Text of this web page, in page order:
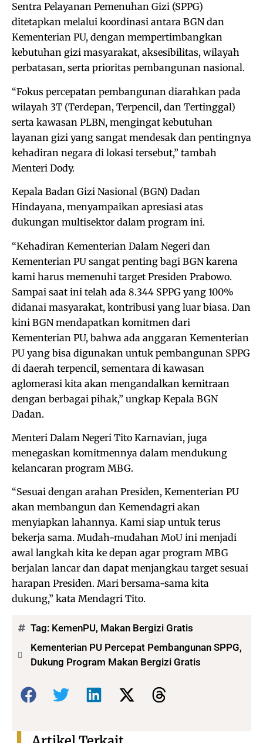
Sentra Pelayanan Pemenuhan Gizi (SPPG)
ditetapkan melalui koordinasi antara BGN dan
Kementerian PU, dengan mempertimbangkan
kebutuhan gizi masyarakat, aksesibilitas, wilayah
perbatasan, serta prioritas pembangunan nasional.
“Fokus percepatan pembangunan diarahkan pada
wilayah 3T (Terdepan, Terpencil, dan Tertinggal)
serta kawasan PLBN, mengingat kebutuhan
layanan gizi yang sangat mendesak dan pentingnya
kehadiran negara di lokasi tersebut,” tambah
Menteri Dody.
Kepala Badan Gizi Nasional (BGN) Dadan
Hindayana, menyampaikan apresiasi atas
dukungan multisektor dalam program ini.
“Kehadiran Kementerian Dalam Negeri dan
Kementerian PU sangat penting bagi BGN karena
kami harus memenuhi target Presiden Prabowo.
Sampai saat ini telah ada 8.344 SPPG yang 100%
didanai masyarakat, kontribusi yang luar biasa. Dan
kini BGN mendapatkan komitmen dari
Kementerian PU, bahwa ada anggaran Kementerian
PU yang bisa digunakan untuk pembangunan SPPG
di daerah terpencil, sementara di kawasan
aglomerasi kita akan mengandalkan kemitraan
dengan berbagai pihak,” ungkap Kepala BGN
Dadan.
Menteri Dalam Negeri Tito Karnavian, juga
menegaskan komitmennya dalam mendukung
kelancaran program MBG.
“Sesuai dengan arahan Presiden, Kementerian PU
akan membangun dan Kemendagri akan
menyiapkan lahannya. Kami siap untuk terus
bekerja sama. Mudah-mudahan MoU ini menjadi
awal langkah kita ke depan agar program MBG
berjalan lancar dan dapat menjangkau target sesuai
harapan Presiden. Mari bersama-sama kita
dukung,” kata Mendagri Tito.
Tag: KemenPU, Makan Bergizi Gratis
Kementerian PU Percepat Pembangunan SPPG,
Dukung Program Makan Bergizi Gratis
Bagikan: